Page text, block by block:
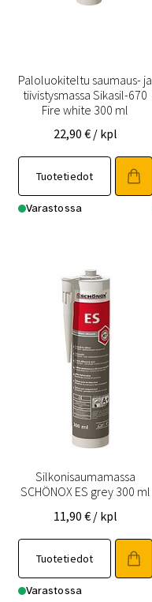
Paloluokiteltu saumaus- ja
tiivistysmassa Sikasil-670
Fire white 300 ml
22,90 € / kpl
Tuotetiedot
Varastossa
Silkonisaumamassa
SCHÖNOX ES grey 300 ml
11,90 € / kpl
Tuotetiedot
Varastossa